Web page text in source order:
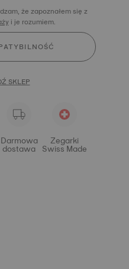
że zapoznałem się z
i je rozumiem.
SKLEP
Darmowa
dostawa
Zegarki
Swiss Made